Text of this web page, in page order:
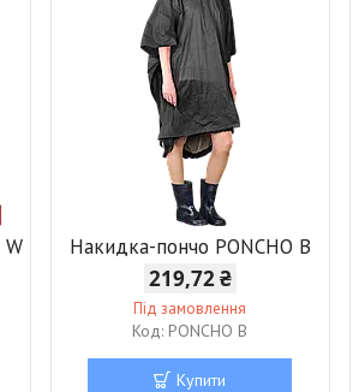
W Накидка-пончо PONCHO B
219,72 ₴
Під замовлення
PONCHO B
Купити